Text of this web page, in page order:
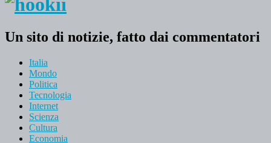
Un sito di notizie, fatto dai commentatori
Italia
Mondo
Politica
Tecnologia
Internet
Scienza
Cultura
Economia